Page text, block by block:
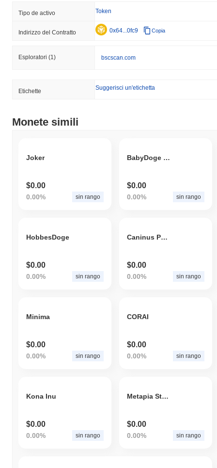
Tipo de activo Token
Indirizzo del Contratto 0x64...0fc9 Copia
Esploratori (1) bscscan.com
Etichette Suggerisci un'etichetta
Monete simili
Joker
$0.00
0.00% sin rango
BabyDoge GPT4
$0.00
0.00% sin rango
HobbesDoge
$0.00
0.00% sin rango
Caninus Phylax
$0.00
0.00% sin rango
Minima
$0.00
0.00% sin rango
CORAI
$0.00
0.00% sin rango
Kona Inu
$0.00
0.00% sin rango
Metapia Stable USDtoXEN
$0.00
0.00% sin rango